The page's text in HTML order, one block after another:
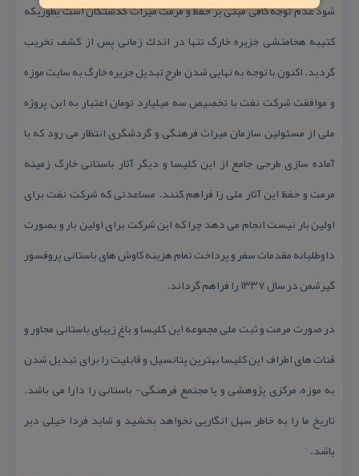
شود عدم توجه كافی مبنی بر حفظ و مرمت میراث گذشتگان است بطوریكه
كتیبه هخامنشی جزیره خارگ تنها در اندك زمانی پس از كشف تخریب
گردید. اكنون با توجه به نهایی شدن طرح تبدیل جزیره خارگ به سایت موزه
و موافقت شركت نفت با تخصیص سه میلیارد تومان اعتبار به این پروژه
ملی از مسئولین سازمان میراث فرهنگی و گردشگری انتظار می رود كه با
آماده سازی طرحی جامع از این كلیسا و دیگر آثار باستانی خارگ زمینه
مرمت و حفظ این آثار ملی را فراهم كنند. مساعدتی كه شركت نفت برای
اولین بار نیست انجام می دهد چرا كه این شركت برای اولین بار و بصورت
داوطلبانه مقدمات سفر و پرداخت تمام هزینه كاوش های باستانی پروفسور
گیرشمن در سال ۱۳۳۷ را فراهم گرداند.
در صورت مرمت و ثبت ملی مجموعه این كلیسا و باغ زیبای باستانی مجاور و
قنات های اطراف این كلیسا بهترین پتانسیل و قابلیت را برای تبدیل شدن
به موزه، مركزی پژوهشی و یا مجتمع فرهنگی- باستانی را دارا می باشد.
تاریخ ما را به خاطر سهل انگاریی نخواهد بخشید و شاید فردا خیلی دیر
باشد.